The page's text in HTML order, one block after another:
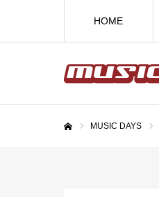
HOME
MUSIC DAYS